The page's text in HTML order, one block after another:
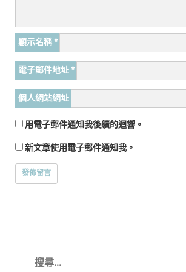
顯示名稱 *
電子郵件地址 *
個人網站網址
用電子郵件通知我後續的迴響。
新文章使用電子郵件通知我。